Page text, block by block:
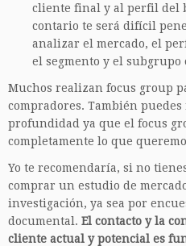
cliente final y al perfil del
contario te será difícil
analizar el mercado, el
el segmento y el subgrupo
Muchos realizan focus group
compradores. También
profundidad ya que el focus
completamente lo que
Yo te recomendaría, si no
comprar un estudio de
investigación, ya sea por
documental. El contacto y la
cliente actual y potencial es